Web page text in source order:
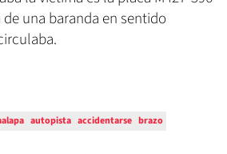
una baranda en sentido
autopista accidentarse brazo